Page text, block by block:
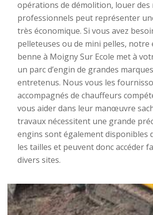
opérations de démolition, louer des
professionnels peut représenter
très économique. Si vous avez
pelleteuses ou de mini pelles, notre
benne à Moigny Sur Ecole met à
un parc d’engin de grandes
entretenus. Nous vous les
accompagnés de chauffeurs
vous aider dans leur manœuvre
travaux nécessitent une grande
engins sont également disponibles
les tailles et peuvent donc accéder
divers sites.